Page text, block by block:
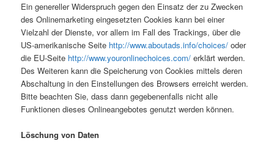
Ein genereller Widerspruch gegen den Einsatz der zu Zwecken
des Onlinemarketing eingesetzten Cookies kann bei einer
Vielzahl der Dienste, vor allem im Fall des Trackings, über die
US-amerikanische Seite http://www.aboutads.info/choices/ oder
die EU-Seite http://www.youronlinechoices.com/ erklärt werden.
Des Weiteren kann die Speicherung von Cookies mittels deren
Abschaltung in den Einstellungen des Browsers erreicht werden.
Bitte beachten Sie, dass dann gegebenenfalls nicht alle
Funktionen dieses Onlineangebotes genutzt werden können.
Löschung von Daten